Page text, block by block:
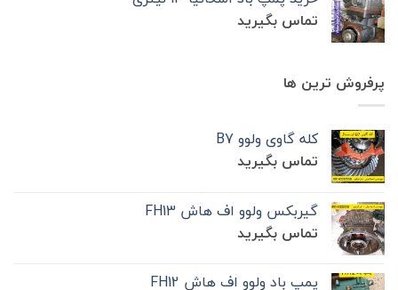
تماس بگیرید
پرفروش ترین ها
کله گاوی ولوو B7
تماس بگیرید
گیربکس ولوو اف هاش FH13
تماس بگیرید
پمپ باد ولوو اف هاش FH12